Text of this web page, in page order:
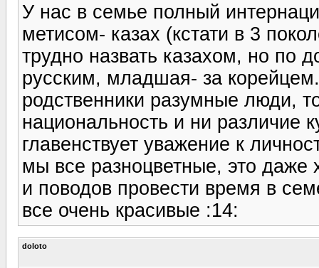
У нас в семье полный
метисом- казах (кстати в 3
трудно назвать казахом, но по
русским, младшая- за
родственники разумные люди,
национальность и ни различие
главенствует уважение к
мы все разноцветные, это
и поводов провести время в
все очень красивые :14:
doloto